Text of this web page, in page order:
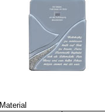
Material